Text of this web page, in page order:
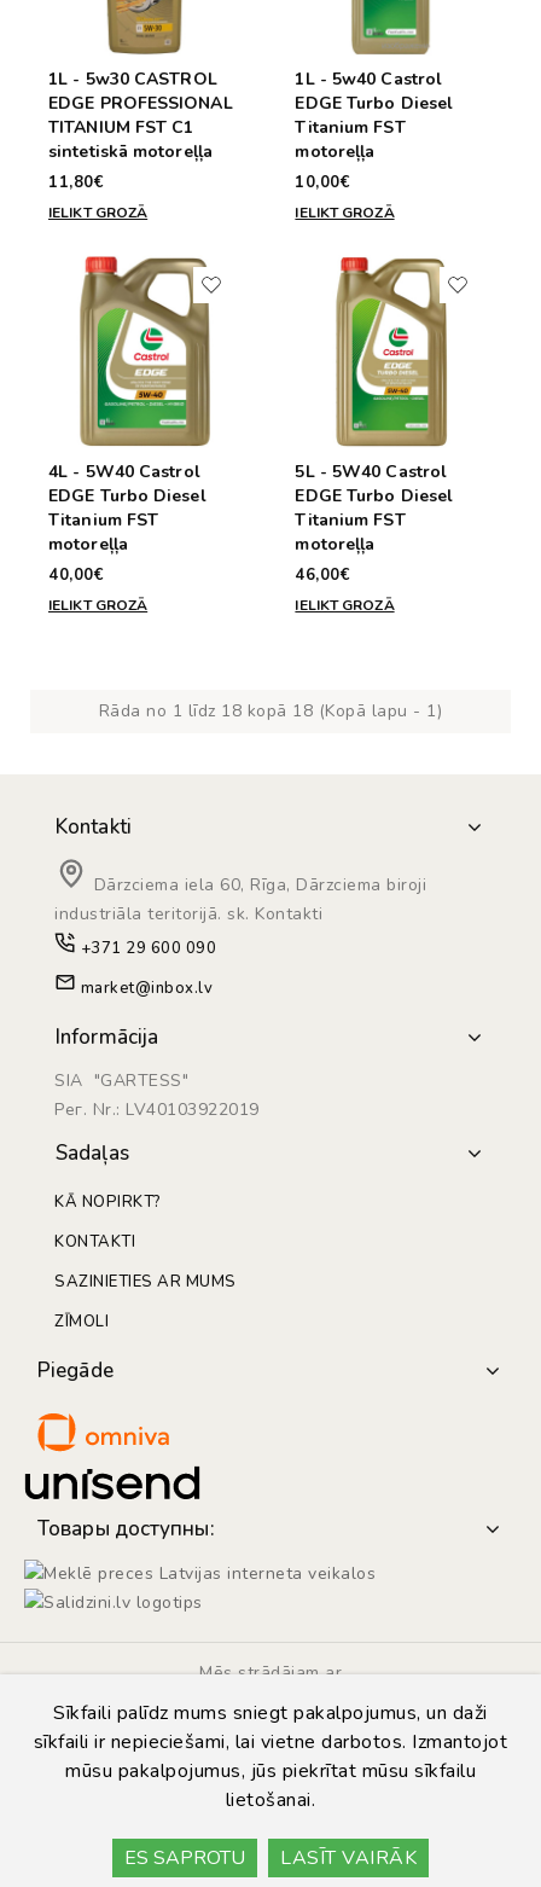
1L - 5w30 CASTROL
EDGE PROFESSIONAL
TITANIUM FST C1
sintetiskā motoreļļa
11,80€
IELIKT GROZĀ
1L - 5w40 Castrol
EDGE Turbo Diesel
Titanium FST
motoreļļa
10,00€
IELIKT GROZĀ
4L - 5W40 Castrol
EDGE Turbo Diesel
Titanium FST
motoreļļa
40,00€
IELIKT GROZĀ
5L - 5W40 Castrol
EDGE Turbo Diesel
Titanium FST
motoreļļa
46,00€
IELIKT GROZĀ
Rāda no 1 līdz 18 kopā 18 (Kopā lapu - 1)
Sīkfaili palīdz mums sniegt pakalpojumus, un daži
sīkfaili ir nepieciešami, lai vietne darbotos. Izmantojot
mūsu pakalpojumus, jūs piekrītat mūsu sīkfailu
lietošanai.
ES SAPROTU LASĪT VAIRĀK
Kontakti
Dārzciema iela 60, Rīga, Dārzciema biroji
industriāla teritorijā. sk. Kontakti
+371 29 600 090
market@inbox.lv
Informācija
SIA "GARTESS"
Рег. Nr.: LV40103922019
Sadaļas
KĀ NOPIRKT?
KONTAKTI
SAZINIETIES AR MUMS
ZĪMOLI
Piegāde
Товары доступны:
Mēs strādājam ar
© Copyright 2014 - 2026 | Automarket.lv
Lietošanas noteikumi